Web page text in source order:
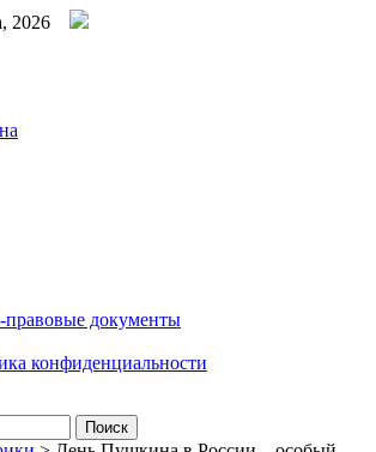
2026
газета
документы
конфиденциальности